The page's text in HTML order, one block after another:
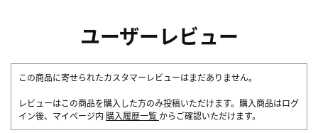
ユーザーレビュー
この商品に寄せられたカスタマーレビューはまだありません。
レビューはこの商品を購入した方のみ投稿いただけます。購入商品はログ
イン後、マイページ内 購入履歴一覧 からご確認いただけます。